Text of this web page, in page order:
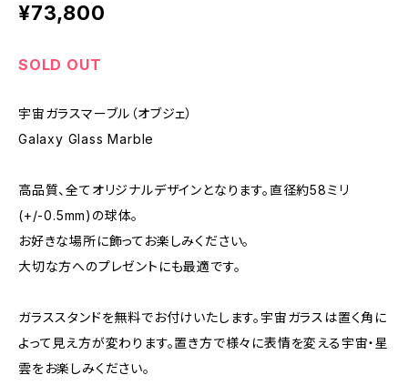
¥73,800
SOLD OUT
宇宙ガラスマーブル（オブジェ）
Galaxy Glass Marble
高品質、全てオリジナルデザインとなります。直径約58ミリ
(+/-0.5mm)の球体。
お好きな場所に飾ってお楽しみください。
大切な方へのプレゼントにも最適です。
ガラススタンドを無料でお付けいたします。宇宙ガラスは置く角に
よって見え方が変わります。置き方で様々に表情を変える宇宙・星
雲をお楽しみください。